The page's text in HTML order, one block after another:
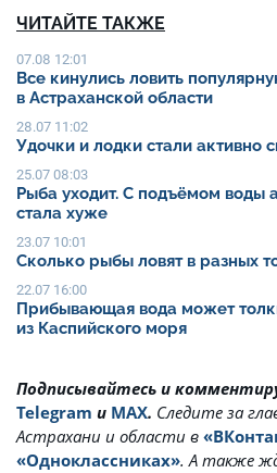
ЧИТАЙТЕ ТАКЖЕ
07.08 12:01
Все кинулись ловить
в Астраханской области
28.07 11:02
Удочки и лодки стали активно
25.07 08:03
Рыба уходит. С подъёмом воды
стала хуже
23.07 10:01
Сколько рыбы ловят в разных
22.07 16:00
Прибывающая вода может
из Каспийского моря
Подписывайтесь и
Telegram и MAX. Cледите за
Астрахани и области в
«Одноклассниках». А также